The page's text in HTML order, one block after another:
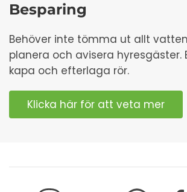
Besparing
Behöver inte tömma ut allt
planera och avisera hyresgäster.
kapa och efterlaga rör.
Klicka här för att veta mer